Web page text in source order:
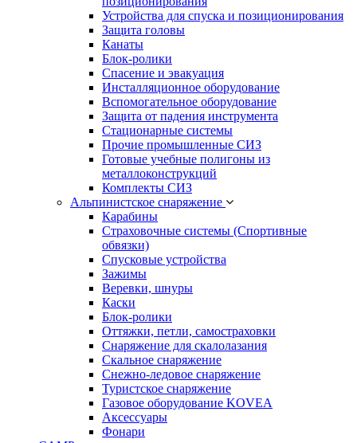
Устройства для спуска и позиционирования
Защита головы
Канаты
Блок-ролики
Спасение и эвакуация
Инсталляционное оборудование
Вспомогательное оборудование
Защита от падения инструмента
Стационарные системы
Прочие промышленные СИЗ
Готовые учебные полигоны из
металлоконструкций
Комплекты СИЗ
Альпинистское снаряжение
Карабины
Страховочные системы (Спортивные
обвязки)
Спусковые устройства
Зажимы
Веревки, шнуры
Каски
Блок-ролики
Оттяжки, петли, самостраховки
Снаряжение для скалолазания
Скальное снаряжение
Снежно-ледовое снаряжение
Туристское снаряжение
Газовое оборудование KOVEA
Аксессуары
Фонари